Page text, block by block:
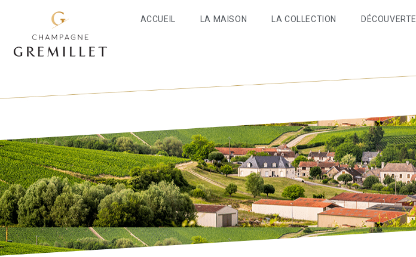
ACCUEIL LA MAISON LA COLLECTION DÉCOUVERTE